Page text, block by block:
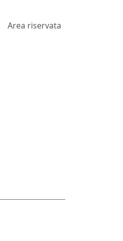
Area riservata